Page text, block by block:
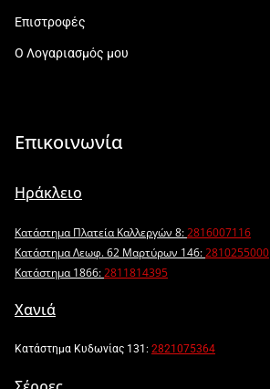
Επιστροφές
Ο Λογαριασμός μου
Επικοινωνία
Ηράκλειο
Κατάστημα Πλατεία Καλλεργών 8:2816007116
Κατάστημα Λεωφ. 62 Μαρτύρων 146:2810255000
Κατάστημα 1866:2811814395
Χανιά
Κατάστημα Κυδωνίας 131: 2821075364